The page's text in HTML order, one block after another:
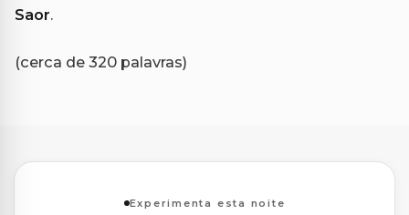
Saor.
(cerca de 320 palavras)
Experimenta esta noite